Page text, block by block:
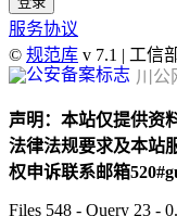
服务协议
© 规范库 v 7.1 | 工信
川公
声明：本站仅提供资
法律法规要求及本站
权申诉联系邮箱
Files 548 - Query 23 -